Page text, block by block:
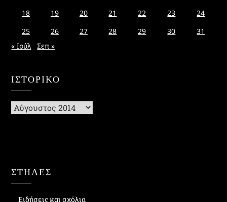
18
19 20 21 22 23
24
25
26 27 28 29 30
31
« Ιούλ
Σεπ »
ΙΣΤΟΡΙΚΌ
Ιστορικό
ΣΤΗΛΕΣ
Ειδήσεις και σχόλια